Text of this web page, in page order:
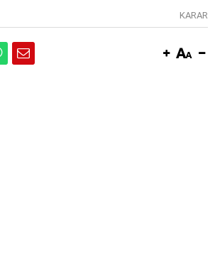
KARAR